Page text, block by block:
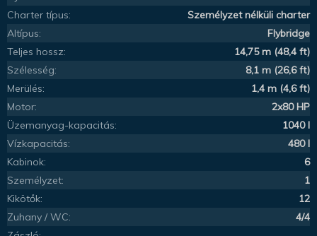
Charter típus:
Személyzet nélküli charter
Altípus:
Flybridge
Teljes hossz:
14,75 m (48,4 ft)
Szélesség:
8,1 m (26,6 ft)
Merülés:
1,4 m (4,6 ft)
Motor:
2x80 HP
Üzemanyag-kapacitás:
1040 l
Vízkapacitás:
480 l
Kabinok:
6
Személyzet:
1
Kikötők:
12
Zuhany / WC:
4/4